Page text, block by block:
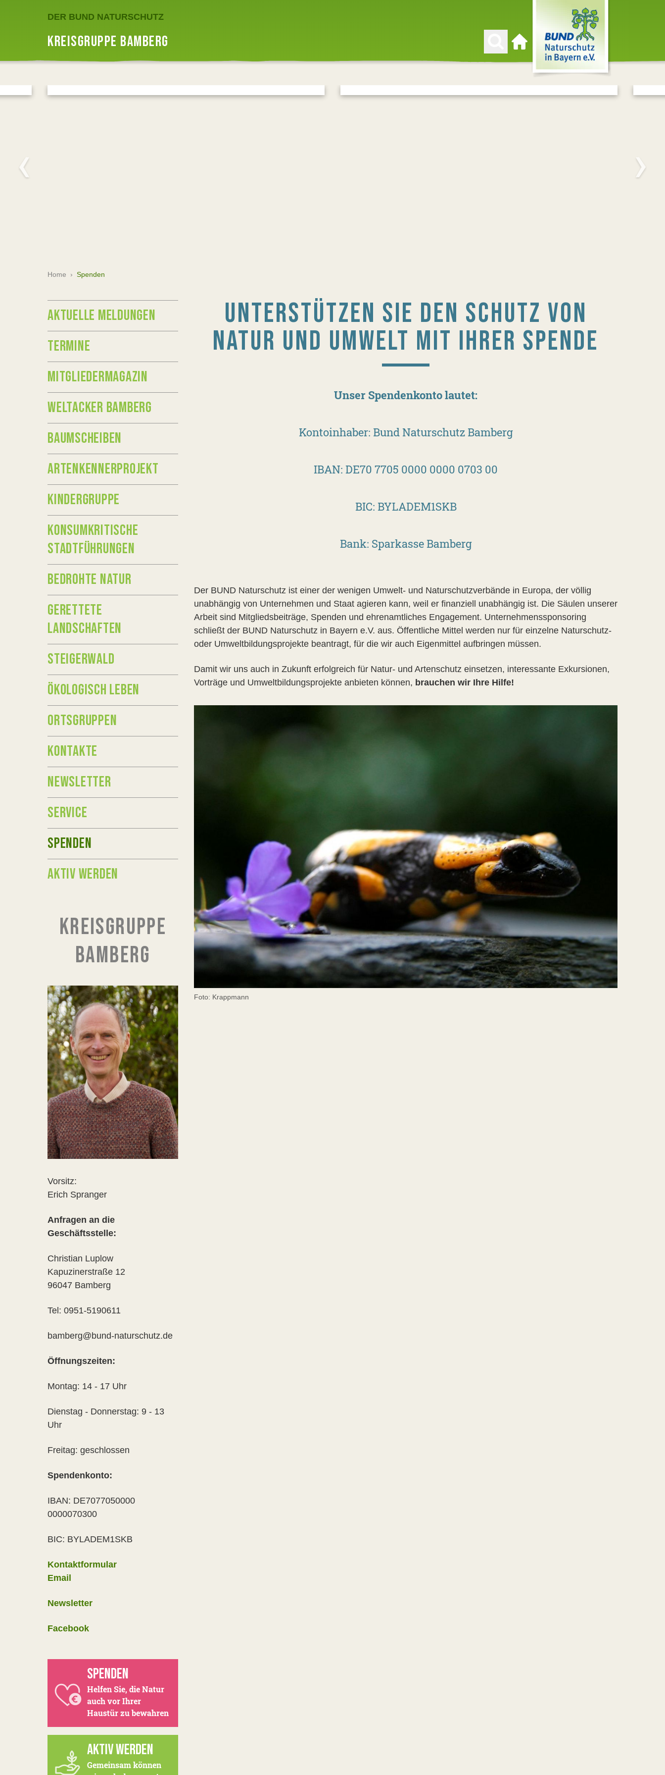
DER BUND NATURSCHUTZ
KREISGRUPPE BAMBERG
Zur Startseite
Home › Spenden
UNTERSTÜTZEN SIE DEN SCHUTZ VON
NATUR UND UMWELT MIT IHRER SPENDE
Unser Spendenkonto lautet:
Kontoinhaber: Bund Naturschutz Bamberg
IBAN: DE70 7705 0000 0000 0703 00
BIC: BYLADEM1SKB
Bank: Sparkasse Bamberg
Der BUND Naturschutz ist einer der wenigen Umwelt- und Naturschutzverbände in Europa, der völlig
unabhängig von Unternehmen und Staat agieren kann, weil er finanziell unabhängig ist. Die Säulen unserer
Arbeit sind Mitgliedsbeiträge, Spenden und ehrenamtliches Engagement. Unternehmenssponsoring
schließt der BUND Naturschutz in Bayern e.V. aus. Öffentliche Mittel werden nur für einzelne Naturschutz-
oder Umweltbildungsprojekte beantragt, für die wir auch Eigenmittel aufbringen müssen.
Damit wir uns auch in Zukunft erfolgreich für Natur- und Artenschutz einsetzen, interessante Exkursionen,
Vorträge und Umweltbildungsprojekte anbieten können, brauchen wir Ihre Hilfe!
Foto: Krappmann
AKTUELLE MELDUNGEN
TERMINE
MITGLIEDERMAGAZIN
WELTACKER BAMBERG
BAUMSCHEIBEN
ARTENKENNERPROJEKT
KINDERGRUPPE
KONSUMKRITISCHE
STADTFÜHRUNGEN
BEDROHTE NATUR
GERETTETE
LANDSCHAFTEN
STEIGERWALD
ÖKOLOGISCH LEBEN
ORTSGRUPPEN
KONTAKTE
NEWSLETTER
SERVICE
SPENDEN
AKTIV WERDEN
KREISGRUPPE
BAMBERG
Vorsitz:
Erich Spranger
Anfragen an die
Geschäftsstelle:
Christian Luplow
Kapuzinerstraße 12
96047 Bamberg
Tel: 0951-5190611
bamberg@bund-naturschutz.de
Öffnungszeiten:
Montag: 14 - 17 Uhr
Dienstag - Donnerstag: 9 - 13
Uhr
Freitag: geschlossen
Spendenkonto:
IBAN: DE7077050000
0000070300
BIC: BYLADEM1SKB
Kontaktformular
Email
Newsletter
Facebook
SPENDEN
Helfen Sie, die Natur
auch vor Ihrer
Haustür zu bewahren
AKTIV WERDEN
Gemeinsam können